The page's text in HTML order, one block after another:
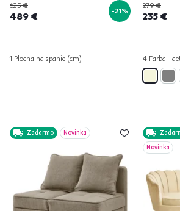
625 €
489 € -21%
1 Plocha na spanie (cm)
279 €
235 €
4 Farba -
Zadarmo Novinka
Novinka